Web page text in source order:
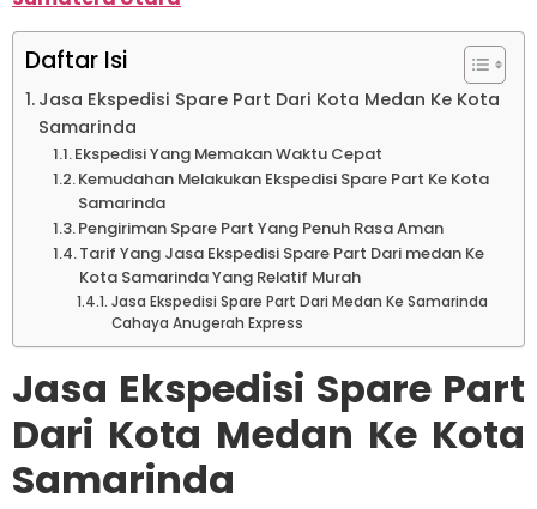
Daftar Isi
Jasa Ekspedisi Spare Part Dari Kota Medan Ke Kota
Samarinda
Ekspedisi Yang Memakan Waktu Cepat
Kemudahan Melakukan Ekspedisi Spare Part Ke Kota
Samarinda
Pengiriman Spare Part Yang Penuh Rasa Aman
Tarif Yang Jasa Ekspedisi Spare Part Dari medan Ke
Kota Samarinda Yang Relatif Murah
Jasa Ekspedisi Spare Part Dari Medan Ke Samarinda
Cahaya Anugerah Express
Jasa Ekspedisi Spare Part
Dari Kota Medan Ke Kota
Samarinda